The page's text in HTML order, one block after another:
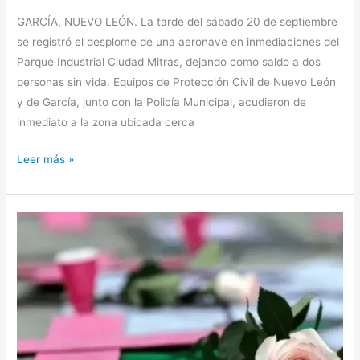
GARCÍA, NUEVO LEÓN. La tarde del sábado 20 de septiembre
se registró el desplome de una aeronave en inmediaciones del
Parque Industrial Ciudad Mitras, dejando como saldo a dos
personas sin vida. Equipos de Protección Civil de Nuevo León
y de García, junto con la Policía Municipal, acudieron de
inmediato a la zona ubicada cerca
Dos
tras
desplome
aeronave
en
García,
Leer más »